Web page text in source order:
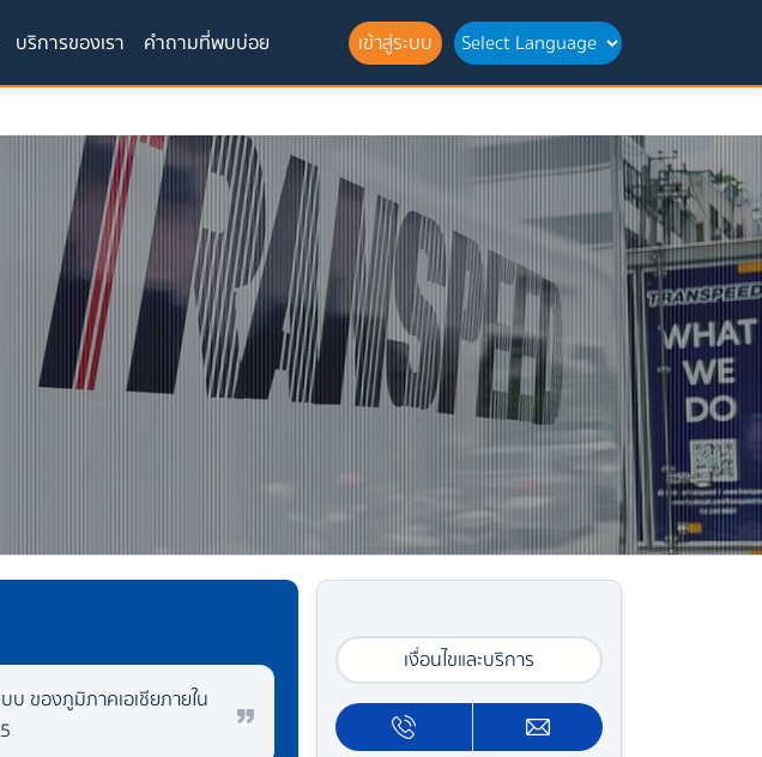
บริการของเรา คำถามที่พบบ่อย เข้าสู่ระบบ
บ ของภูมิภาคเอเชียภายใน
เงื่อนไขและบริการ